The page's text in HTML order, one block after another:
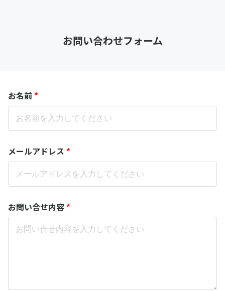
お問い合わせフォーム
お名前 *
メールアドレス *
お問い合せ内容 *